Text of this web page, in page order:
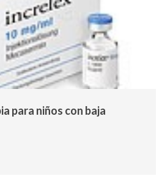
para niños con baja